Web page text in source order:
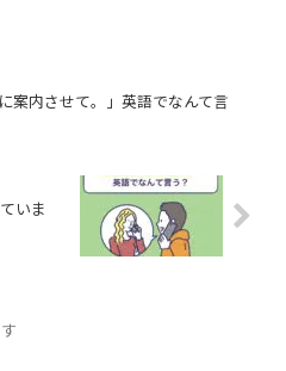
に案内させて。」英語でなんて言
いま